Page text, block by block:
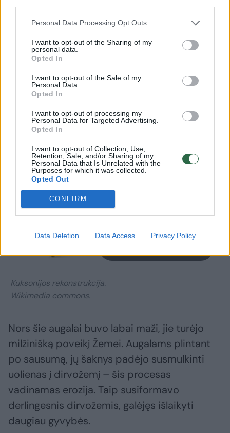
Personal Data Processing Opt Outs
I want to opt-out of the Sharing of my
personal data.
Opted In
I want to opt-out of the Sale of my
Personal Data.
Opted In
I want to opt-out of processing my
Personal Data for Targeted Advertising.
Opted In
I want to opt-out of Collection, Use,
Retention, Sale, and/or Sharing of my
Personal Data that Is Unrelated with the
Purposes for which it was collected.
Opted Out
CONFIRM
Data Deletion Data Access Privacy Policy
vietose, pavyzdžiui, miško paklotėje ir upelių
pakrantėse. Šie augalai neturėjo tikrų šaknų
ar stiebų ir laikėsi arti žemės. Ankstyvųjų
sausumos augalų – tokių kaip kuksonija –
metų ir demonstruoja mažus šakotus stiebus,
vos 2–5 cm aukščio.
Kuksonijos rekonstrukcija.
Wikimedia commons.
Nors šie augalai buvo labai maži, jie turėjo
milžinišką poveikį Žemei. Augalams plintant
po sausumą, jų šaknys padėjo susmulkinti
uolienas į dirvožemį – šis procesas
vadinamas erozija. Taip susiformavo
derlingesnis dirvožemis, galėjęs išlaikyti
daugiau gyvybės.